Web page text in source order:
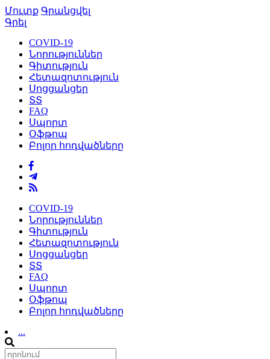
Մուտք Գրանցվել
Գրել
COVID-19
Նորություններ
Գիտություն
Հետազոտություն
Սոցցանցեր
ՏՏ
FAQ
Սպորտ
Օֆթոպ
Բոլոր հոդվածները
COVID-19
Նորություններ
Գիտություն
Հետազոտություն
Սոցցանցեր
ՏՏ
FAQ
Սպորտ
Օֆթոպ
Բոլոր հոդվածները
...